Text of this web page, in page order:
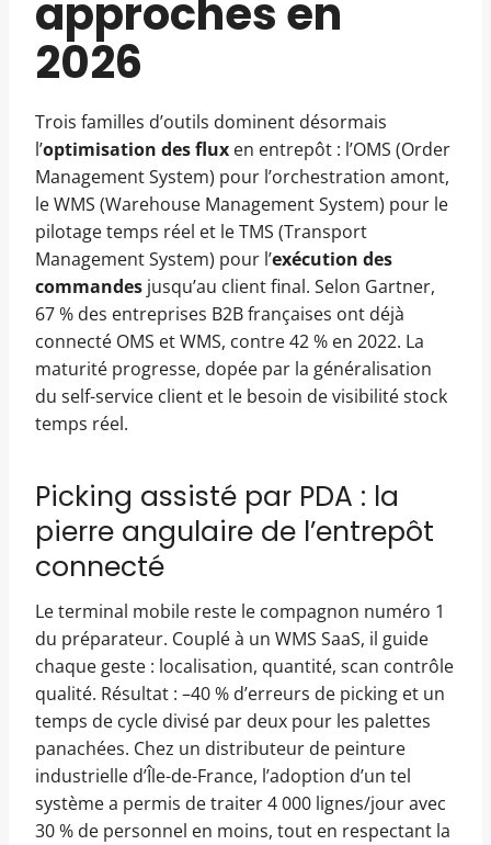
approches en
2026
Trois familles d’outils dominent désormais
l’optimisation des flux en entrepôt : l’OMS (Order
Management System) pour l’orchestration amont,
le WMS (Warehouse Management System) pour le
pilotage temps réel et le TMS (Transport
Management System) pour l’exécution des
commandes jusqu’au client final. Selon Gartner,
67 % des entreprises B2B françaises ont déjà
connecté OMS et WMS, contre 42 % en 2022. La
maturité progresse, dopée par la généralisation
du self-service client et le besoin de visibilité stock
temps réel.
Picking assisté par PDA : la
pierre angulaire de l’entrepôt
connecté
Le terminal mobile reste le compagnon numéro 1
du préparateur. Couplé à un WMS SaaS, il guide
chaque geste : localisation, quantité, scan contrôle
qualité. Résultat : –40 % d’erreurs de picking et un
temps de cycle divisé par deux pour les palettes
panachées. Chez un distributeur de peinture
industrielle d’Île-de-France, l’adoption d’un tel
système a permis de traiter 4 000 lignes/jour avec
30 % de personnel en moins, tout en respectant la